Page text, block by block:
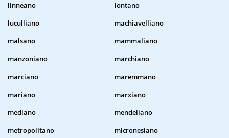
linneano
lontano
luculliano
machiavelliano
malsano
mammaliano
manzoniano
marchiano
marciano
maremmano
mariano
marxiano
mediano
mendeliano
metropolitano
micronesiano